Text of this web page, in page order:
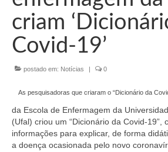
Conselheiros e Diretoria
Câmaras Técnicas
Carta de Serviços ao
Governança
Transparência e Prestação
Eleições
criam
Covid-19’
postado em: Notícias | 0
As pesquisadoras que criaram o “Dicionário da
da Escola de Enfermagem da
(Ufal) criou um “Dicionário da Covid-19”,
informações para explicar, de forma
a doença ocasionada pelo novo